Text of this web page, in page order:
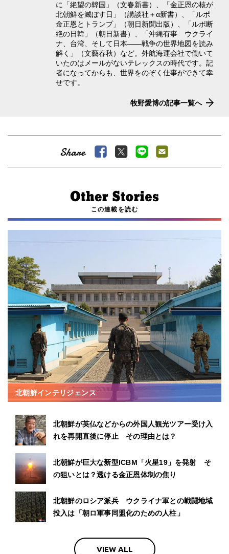
に「絶望の韓国」（文春新書）、「金正恩の核が
北朝鮮を滅ぼす日」（講談社＋α新書）、「ルポ
金正恩とトランプ」（朝日新聞出版）、「ルポ断
絶の日韓」（朝日新書）、「沖縄有事 ウクライ
ナ、台湾、そして日本――戦争の世界地図を読み
解く」（文藝春秋）など。外航海運会社で働いて
いたのはメールがないテレックスの時代です。記
者になってからも、世界をのぞく仕事ができて幸
せです。
牧野愛博の記事一覧へ
この連載を読む
北朝鮮インテリジェンス
北朝鮮が英仏などからの外国人観光ツアー受け入
れを再開直後に停止 その理由とは？
北朝鮮が巨大な新型ICBM「火星19」を発射 そ
の狙いとは？透ける金正恩体制の焦り
北朝鮮のロシア派兵 ウクライナ軍との戦闘地域
投入は「朝ロ軍事同盟化のための人柱」
VIEW ALL